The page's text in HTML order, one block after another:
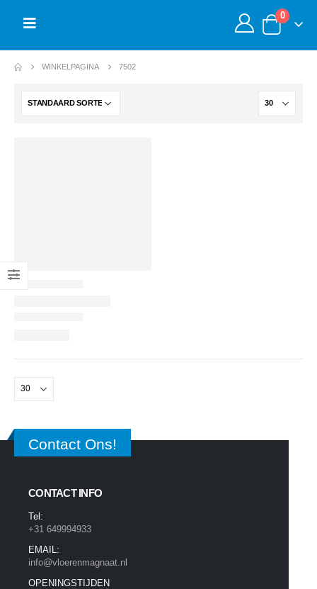
0
WINKELPAGINA 7502
Contact Ons!
CONTACT INFO
Tel:
+31 649994933
EMAIL:
info@vloerenmagnaat.nl
OPENINGSTIJDEN